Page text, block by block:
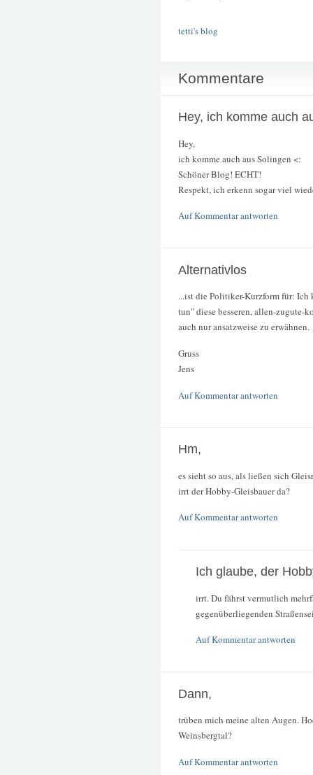
tetti's blog
Kommentare
Hey, ich komme auch
Hey,
ich komme auch aus Solingen <:
Schöner Blog! ECHT!
Respekt, ich erkenn sogar viel
Auf Kommentar antworten
Alternativlos
...ist die Politiker-Kurzform für: Ich
tun" diese besseren, allen-zugute-
auch nur ansatzweise zu erwähnen.
Gruss
Jens
Auf Kommentar antworten
Hm,
es sieht so aus, als ließen sich
irrt der Hobby-Gleisbauer da?
Auf Kommentar antworten
Ich glaube, der
irrt. Du fährst vermutlich
gegenüberliegenden
Auf Kommentar antworten
Dann,
trüben mich meine alten Augen.
Weinsbergtal?
Auf Kommentar antworten